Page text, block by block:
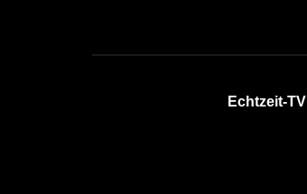
Echtzeit-TV